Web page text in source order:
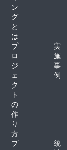
ン
グ
と
は
プ
ロ
ジ
ェ
ク
ト
の
作
り
方
実
施
事
例
プ
統